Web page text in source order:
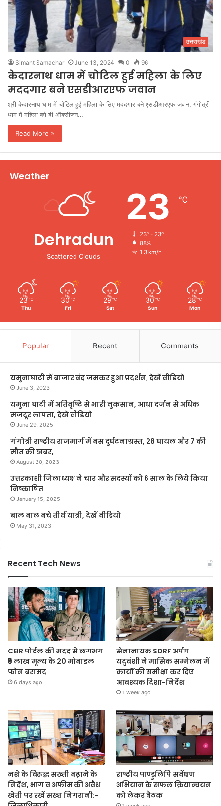
उत्तराखंड
Simant Samachar June 13, 2024 0 96
केदारनाथ धाम में चोटिल हुई महिला के लिए
मददगार बने एसडीआरएफ जवान
श्री केदारनाथ धाम में चोटिल हुई महिला के लिए मददगार बने एसडीआरएफ जवान, गंगोत्री
धाम में महिला को दी ऑक्सीजन…
Read More »
Weather
Dehradun
Scattered Clouds
23 ℃
23º - 23º
88%
1.3 km/h
23 ℃
Thu
30 ℃
Fri
29 ℃
Sat
30 ℃
Sun
28 ℃
Mon
Popular Recent Comments
यमुनाघाटी में बाजार बंद जमकर हुआ प्रदर्शन, देखें वीडियो
June 3, 2023
यमुना घाटी में अतिवृष्टि से भारी नुकसान, आधा दर्जन से अधिक
मजदूर लापता, देखे वीडियो
June 29, 2025
गंगोत्री राष्ट्रीय राजमार्ग में बस दुर्घटनाग्रस्त, 28 घायल और 7 की
मौत की खबर,
August 20, 2023
उत्तरकाशी जिलाध्यक्ष ने चार और सदस्यों को 6 साल के लिये किया
निष्काषित
January 15, 2025
बाल बाल बचे तीर्थ यात्री, देखें वीडियो
May 31, 2023
Recent Tech News
CEIR पोर्टल की मदद से लगभग
₹5 लाख मूल्य के 20 मोबाइल
फोन बरामद
6 days ago
सेनानायक SDRF अर्पण
यदुवंशी ने मासिक सम्मेलन में
कार्यों की समीक्षा कर दिए
आवश्यक दिशा-निर्देश
1 week ago
नशे के विरुद्ध सख्ती बढ़ाने के
निर्देश, भांग व अफीम की अवैध
खेती पर रखें सख्त निगरानी:-
राष्ट्रीय पाण्डुलिपि सर्वेक्षण
अभियान के सफल क्रियान्वयन
को लेकर बैठक